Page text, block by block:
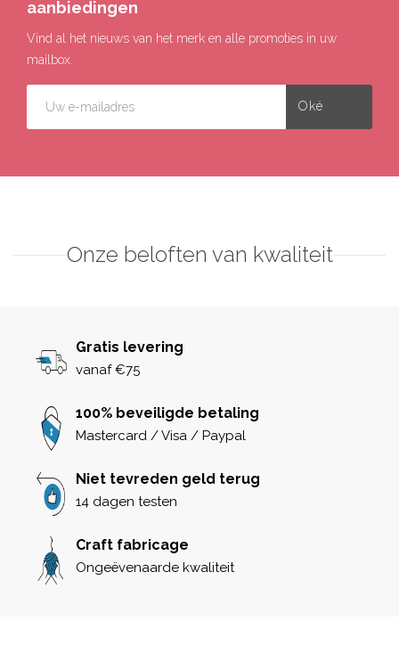
aanbiedingen
Vind al het nieuws van het merk en alle promoties in uw
mailbox.
Onze beloften van kwaliteit
Gratis levering
vanaf €75
100% beveiligde betaling
Mastercard / Visa / Paypal
Niet tevreden geld terug
14 dagen testen
Craft fabricage
Ongeëvenaarde kwaliteit